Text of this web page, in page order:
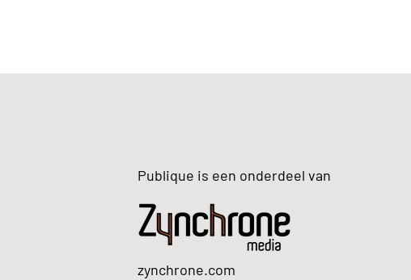
Publique is een onderdeel van
zynchrone.com